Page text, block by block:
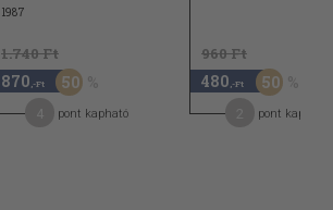
1987
1.740 Ft
870 ,-Ft 50
pont kapható
960 Ft
480 ,-Ft 50
pont kapható